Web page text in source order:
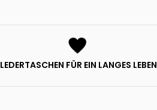
LEDERTASCHEN FÜR EIN LANGES LEBEN